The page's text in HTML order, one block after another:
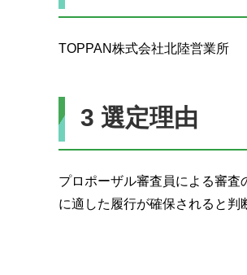
TOPPAN株式会社北陸営業所
3 選定理由
プロポーザル審査員による審
に適した履行が確保されると判